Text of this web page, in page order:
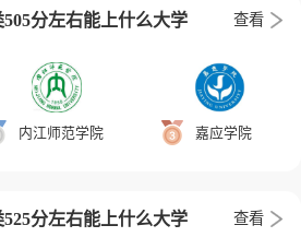
分左右能上什么大学 查看
内江师范学院 嘉应学院
分左右能上什么大学 查看